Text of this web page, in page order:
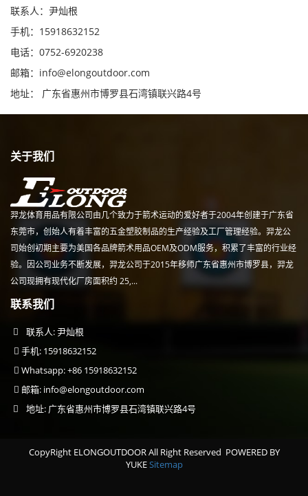
联系人：尹灿根
手机：15918632152
电话：0752-6920238
邮箱： info@elongoutdoor.com
地址： 广东省惠州市博罗县石湾镇联兴路4号
关于我们
羿龙体育用品有限公司由几个致力于箭术运动的爱好者于2004年创建于广东省
东莞市，创始人有着丰富的五金塑胶制品的生产经验及工厂管理经验。羿龙公
司始创初期主要为美国各品牌箭术用品OEM及ODM服务，积累了丰富的行业经
验。因公司业务不断发展，羿龙公司于2015年移师广东省惠州市博罗县，羿龙
公司现拥有现代化厂房面积约 25,...
联系我们
联系人: 尹灿根
手机: 15918632152
Whatsapp: +86 15918632152
邮箱: info@elongoutdoor.com
地址: 广东省惠州市博罗县石湾镇联兴路4号
CopyRight ELONGOUTDOOR All Right Reserved POWERED BY
YUKESitemap